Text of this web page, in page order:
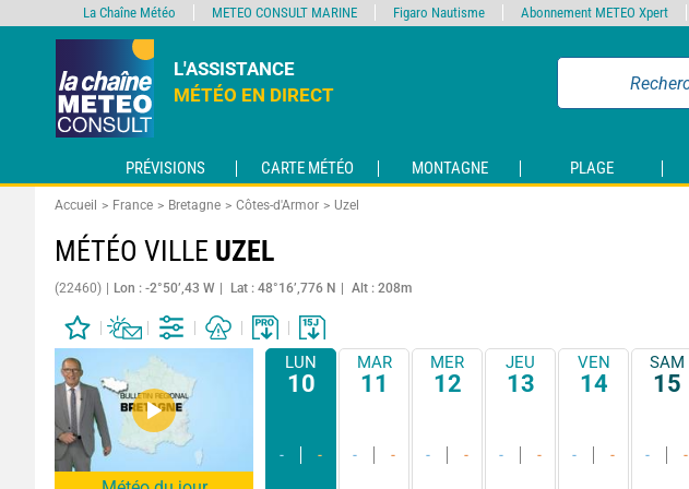
L'ASSISTANCE
MÉTÉO EN DIRECT
PRÉVISIONS CARTE MÉTÉO MONTAGNE PLAGE
Accueil France Bretagne Côtes-d'Armor Uzel
MÉTÉO VILLE UZEL
(22460) Lon : -2°50’,43 W Lat : 48°16’,776 N Alt : 208m
LUN
10
- -
MAR
11
- -
MER
12
- -
JEU
13
- -
VEN
14
- -
SAM
15
- -
La Chaîne Météo METEO CONSULT MARINE Figaro Nautisme Abonnement METEO Xpert